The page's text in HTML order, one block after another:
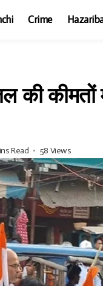
Crime
की कीमतों
Read 58 Views